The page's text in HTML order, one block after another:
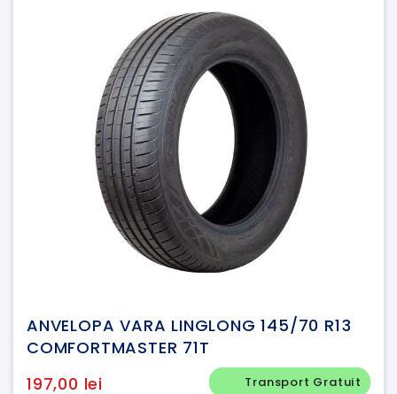
ANVELOPA VARA LINGLONG 145/70 R13
COMFORTMASTER 71T
Transport Gratuit
197,00 lei